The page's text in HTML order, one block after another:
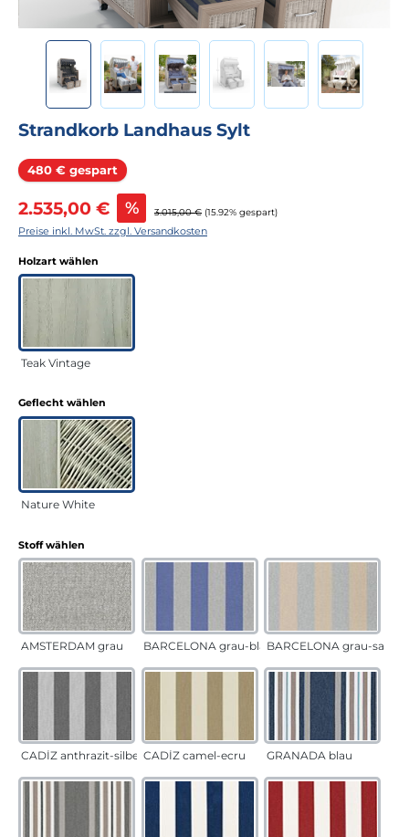
Strandkorb Landhaus Sylt
480 € gespart Rabatt
Verkaufspreis:
2.535,00 € % Regulärer Preis:
3.015,00 € (15.92% gespart)
Preise inkl. MwSt. zzgl. Versandkosten
Holzart wählen
Teak Vintage
Geflecht wählen
Nature White
Stoff wählen
AMSTERDAM grau BARCELONA grau-blauBARCELONA grau-sand
CADÍZ anthrazit-silber CADÍZ camel-ecru GRANADA blau